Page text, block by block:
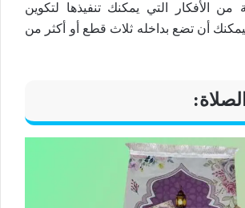
الأفكار التي يمكنك تنفيذها لتكوين
أن تضع بداخله ثلاث قطع أو أكثر من